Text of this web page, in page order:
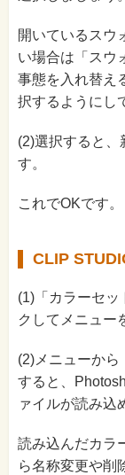
開いているスウ
い場合は「スウ
事態を入れ替え
択するようにし
(2)選択すると、
す。
これでOKです。
CLIP
(1)「カラーセッ
クしてメニュー
(2)メニューから
すると、
ァイルが読み込
読み込んだカラ
ら名称変更や削